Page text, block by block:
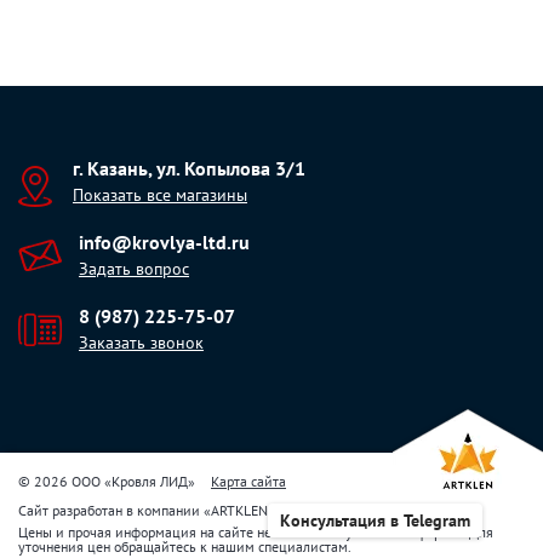
г. Казань, ул. Копылова 3/1
Показать все магазины
info@krovlya-ltd.ru
Задать вопрос
8 (987) 225-75-07
Заказать звонок
© 2026 ООО «Кровля ЛИД»
Карта сайта
Сайт разработан в компании «ARTKLEN
Цены и прочая информация на сайте не являются публичной офертой. Для
уточнения цен обращайтесь к нашим специалистам.
Консультация в Telegram